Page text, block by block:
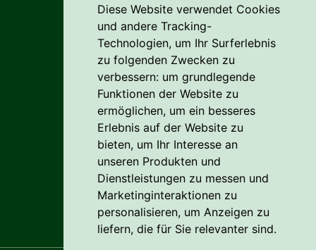
Diese Website verwendet Cookies
und andere Tracking-
Technologien, um Ihr Surferlebnis
zu folgenden Zwecken zu
verbessern: um grundlegende
Funktionen der Website zu
ermöglichen, um ein besseres
Erlebnis auf der Website zu
bieten, um Ihr Interesse an
unseren Produkten und
Dienstleistungen zu messen und
Marketinginteraktionen zu
personalisieren, um Anzeigen zu
liefern, die für Sie relevanter sind.
Liefer- Und Versandkosten
Zahlungsbedingungen
AGB
Vertrag widerrufen
Reklamation
Cookie
Datenschutzerklärung